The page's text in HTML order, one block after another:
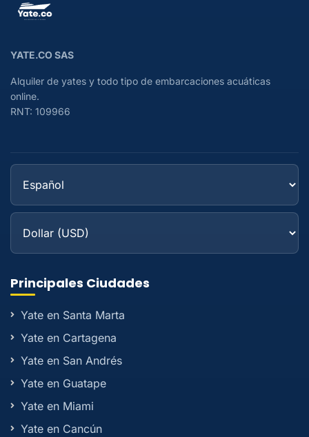
YATE.CO SAS
Alquiler de yates y todo tipo de embarcaciones acuáticas
online.
RNT: 109966
Principales Ciudades
Yate en Santa Marta
Yate en Cartagena
Yate en San Andrés
Yate en Guatape
Yate en Miami
Yate en Cancún